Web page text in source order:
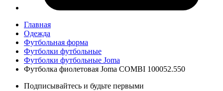
Главная
Одежда
Футбольная форма
Футболки футбольные
Футболки футбольные Joma
Футболка фиолетовая Joma COMBI 100052.550
Подписывайтесь и будьте первыми